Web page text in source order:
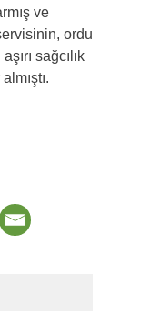
ve
ordu
sağcılık